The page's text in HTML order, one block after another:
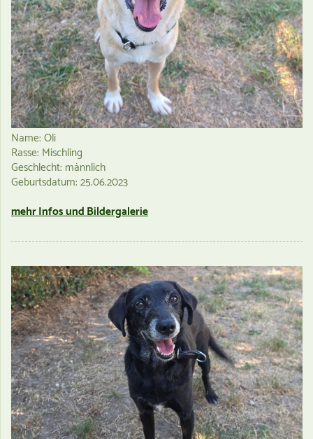
Name: Oli
Rasse: Mischling
Geschlecht: männlich
Geburtsdatum: 25.06.2023
mehr Infos und Bildergalerie